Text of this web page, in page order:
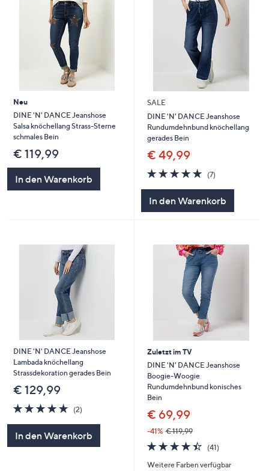
Neu
DINE 'N' DANCE Jeanshose
Salsa knöchellang Strass-Sterne
schmales Bein
€ 119,99
In den Warenkorb
SALE
DINE 'N' DANCE Jeanshose
Rundumdehnbund knöchellang
gerades Bein
€ 49,99
5.0
von
(7)7
In den Warenkorb
DINE 'N' DANCE Jeanshose
Lambada knöchellang
Strassdekoration gerades Bein
€ 129,99
5.0
von
(2)2
In den Warenkorb
Zuletzt im TV
DINE 'N' DANCE Jeanshose
Boogie-Woogie
Rundumdehnbund konisches
Bein
€ 69,99
-41% € 119,99
4.4
von
5
(41)41
Weitere Farben verfügbar